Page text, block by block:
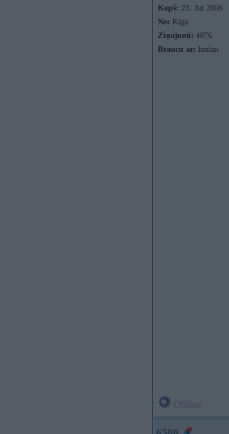
Kopš: 23. Jul 2006
No: Rīga
Ziņojumi: 4076
Braucu ar: kruīzu